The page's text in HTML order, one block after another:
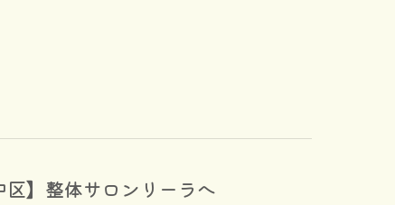
】整体サロンリーラへ